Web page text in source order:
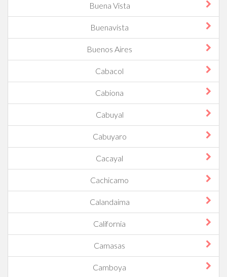
Buena Vista
Buenavista
Buenos Aires
Cabacol
Cabiona
Cabuyal
Cabuyaro
Cacayal
Cachicamo
Calandaima
California
Camasas
Camboya